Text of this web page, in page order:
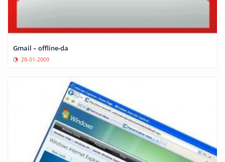
Gmail – offline-da
28-01-2009